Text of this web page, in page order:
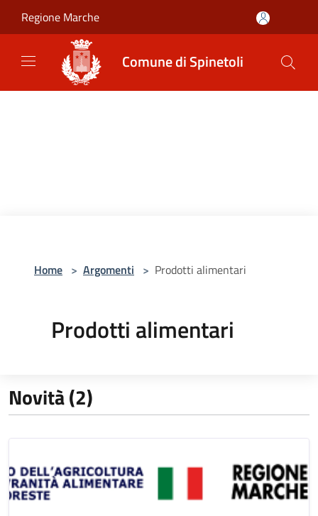
Regione Marche
Comune di Spinetoli
Home > Argomenti > Prodotti alimentari
Prodotti alimentari
Novità (2)